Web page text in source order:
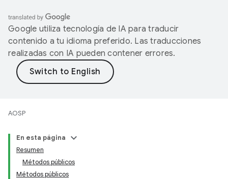
Google utiliza tecnología de IA para traducir
contenido a tu idioma preferido. Las traducciones
realizadas con IA pueden contener errores.
AOSP
En esta página
Resumen
Métodos públicos
Métodos públicos